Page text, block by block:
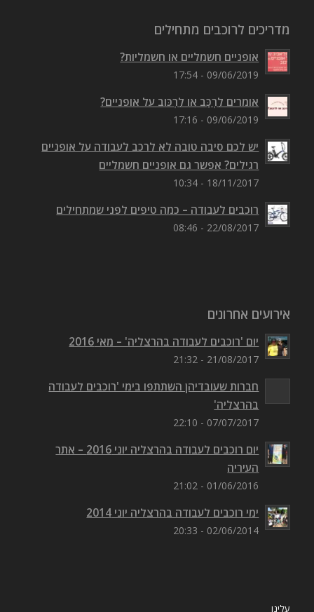
מדריכים לרוכבים מתחילים
אופניים חשמליים או חשמליות?
09/06/2019 - 17:54
אומרים לִרְכַּב או לִרְכּוב על אופניים?
09/06/2019 - 17:16
יש לכם סיבה טובה לא לרכב לעבודה על אופניים
רגילים? אפשר גם אופניים חשמליים
18/11/2017 - 10:34
רוכבים לעבודה – כמה טיפים לפני שמתחילים
22/08/2017 - 08:46
אירועים אחרונים
יום 'רוכבים לעבודה בהרצליה' – מאי 2016
21/08/2017 - 21:32
חברות שעובדיהן השתתפו בימי 'רוכבים לעבודה
בהרצליה'
07/07/2017 - 22:10
יום רוכבים לעבודה בהרצליה יוני 2016 – אתר
העיריה
01/06/2016 - 21:02
ימי רוכבים לעבודה בהרצליה יוני 2014
02/06/2014 - 20:33
עלינו